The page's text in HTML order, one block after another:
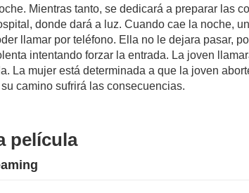
Mientras tanto, se dedicará a preparar las
donde dará a luz. Cuando cae la noche,
llamar por teléfono. Ella no le dejara pasar,
intentando forzar la entrada. La joven
La mujer está determinada a que la joven
camino sufrirá las consecuencias.
película